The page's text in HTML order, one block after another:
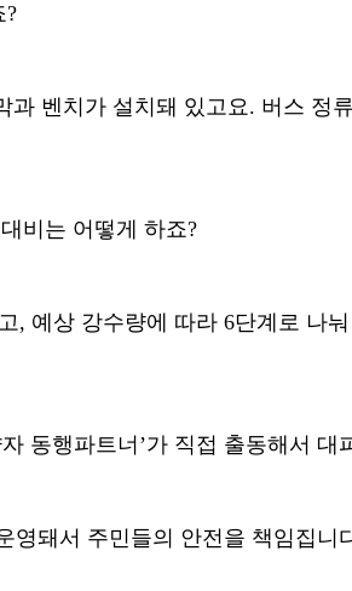
?
과 벤치가 설치돼 있고요. 버스 정
비는 어떻게 하죠?
, 예상 강수량에 따라 6단계로 나
동행파트너 ’가 직접 출동해서 대
영돼서 주민들의 안전을 책임집니